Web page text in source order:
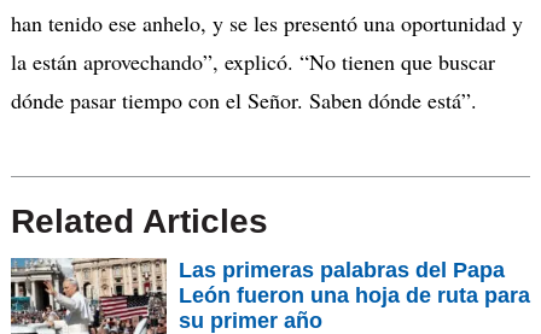
han tenido ese anhelo, y se les presentó una oportunidad y
la están aprovechando”, explicó. “No tienen que buscar
dónde pasar tiempo con el Señor. Saben dónde está”.
Related Articles
Las primeras palabras del Papa
León fueron una hoja de ruta para
su primer año